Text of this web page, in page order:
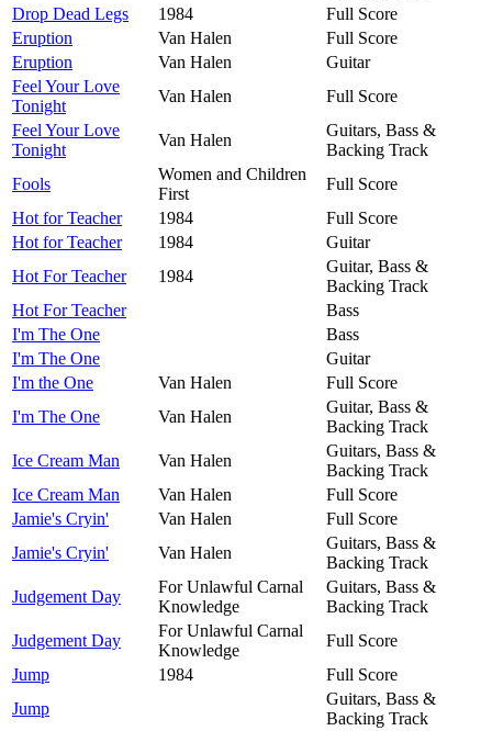
Drop Dead Legs
1984
Full Score
Eruption
Van Halen
Full Score
Eruption
Van Halen
Guitar
Feel Your Love
Tonight
Van Halen
Full Score
Feel Your Love
Tonight
Van Halen
Guitars, Bass &
Backing Track
Fools
Women and Children
First
Full Score
Hot for Teacher
1984
Full Score
Hot for Teacher
1984
Guitar
Hot For Teacher
1984
Guitar, Bass &
Backing Track
Hot For Teacher
Bass
I'm The One
Bass
I'm The One
Guitar
I'm the One
Van Halen
Full Score
I'm The One
Van Halen
Guitar, Bass &
Backing Track
Ice Cream Man
Van Halen
Guitars, Bass &
Backing Track
Ice Cream Man
Van Halen
Full Score
Jamie's Cryin'
Van Halen
Full Score
Jamie's Cryin'
Van Halen
Guitars, Bass &
Backing Track
Judgement Day
For Unlawful Carnal
Knowledge
Guitars, Bass &
Backing Track
Judgement Day
For Unlawful Carnal
Knowledge
Full Score
Jump
1984
Full Score
Jump
Guitars, Bass &
Backing Track